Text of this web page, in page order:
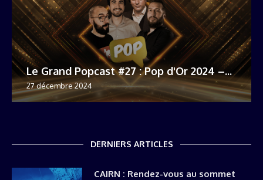
Le Grand Popcast #27 : Pop d'Or 2024 –...
27 décembre 2024
DERNIERS ARTICLES
CAIRN : Rendez-vous au sommet